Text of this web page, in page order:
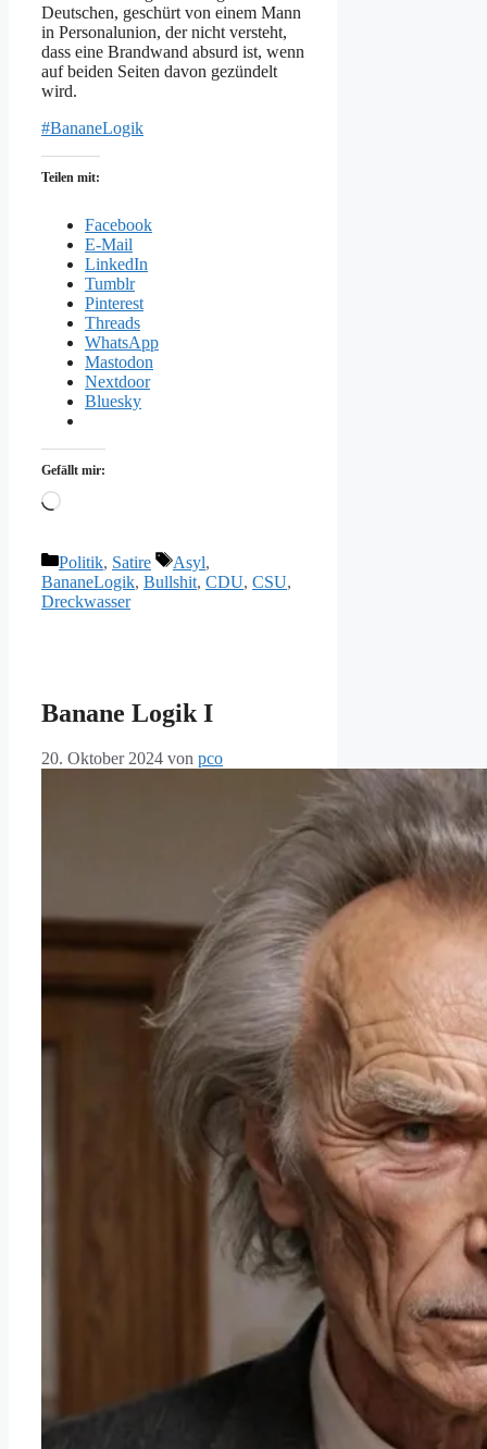
Deutschen, geschürt von einem Mann
in Personalunion, der nicht versteht,
dass eine Brandwand absurd ist, wenn
auf beiden Seiten davon gezündelt
wird.
#BananeLogik
Teilen mit:
Facebook
E-Mail
LinkedIn
Tumblr
Pinterest
Threads
WhatsApp
Mastodon
Nextdoor
Bluesky
Gefällt mir:
Wird
Kategorien
Politik, Satire Schlagwörter
Asyl,
BananeLogik, Bullshit, CDU, CSU,
Dreckwasser
Banane Logik I
20. Oktober 2024 von pco